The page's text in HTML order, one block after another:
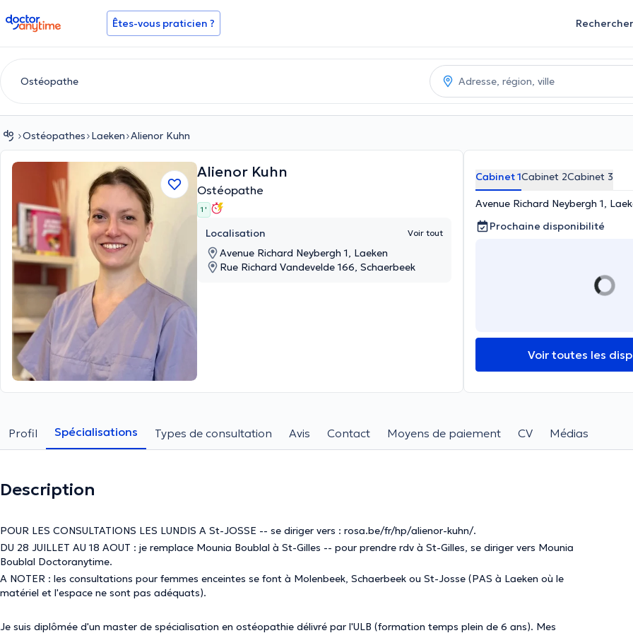
doctoranytime Êtes-vous praticien ? Rechercher
Ostéopathes Laeken Alienor Kuhn
Alienor Kuhn
Ostéopathe
1 '
Localisation Voir tout
Avenue Richard Neybergh 1, Laeken
Rue Richard Vandevelde 166, Schaerbeek
Cabinet 1Cabinet 2Cabinet 3
Avenue Richard Neybergh 1,
Prochaine disponibilité
Voir toutes les
Profil Spécialisations Types de consultation Avis Contact Moyens de paiement CV Médias
Description
POUR LES CONSULTATIONS LES LUNDIS A St-JOSSE -- se diriger vers : rosa.be/fr/hp/alienor-kuhn/.
DU 28 JUILLET AU 18 AOUT : je remplace Mounia Boublal à St-Gilles -- pour prendre rdv à St-Gilles, se diriger vers Mounia
Boublal Doctoranytime.
A NOTER : les consultations pour femmes enceintes se font à Molenbeek, Schaerbeek ou St-Josse (PAS à Laeken où le
matériel et l'espace ne sont pas adéquats).
Je suis diplômée d'un master de spécialisation en ostéopathie délivré par l'ULB (formation temps plein de 6 ans). Mes